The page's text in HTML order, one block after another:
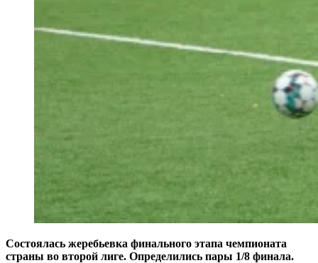
Состоялась жеребьевка финального этапа чемпионата
страны во второй лиге. Определились пары 1/8 финала.